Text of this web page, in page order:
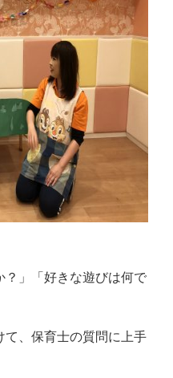
？」「好きな遊びは何で
て、保育士の質問に上手